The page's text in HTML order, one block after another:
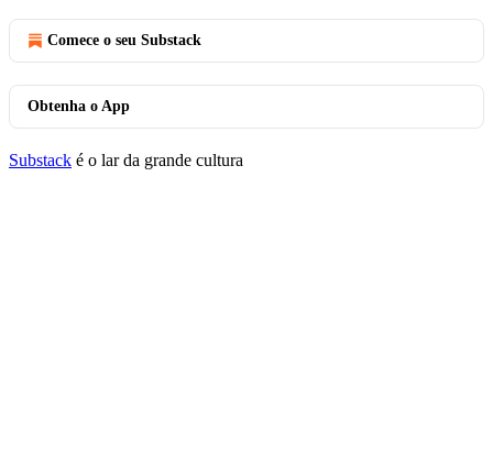
Comece o seu Substack
Obtenha o App
Substack é o lar da grande cultura